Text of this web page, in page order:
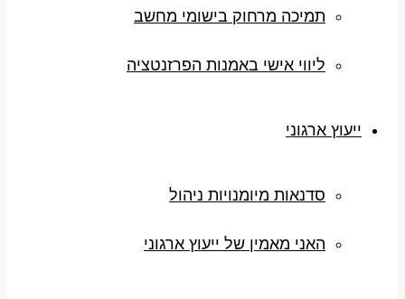
תמיכה מרחוק בישומי מחשב
ליווי אישי באמנות הפרזנטציה
ייעוץ ארגוני
סדנאות מיומנויות ניהול
האני מאמין של ייעוץ ארגוני